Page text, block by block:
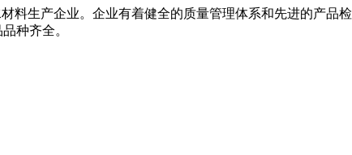
生产企业。企业有着健全的质量管理体系和先进的产品检
种齐全。